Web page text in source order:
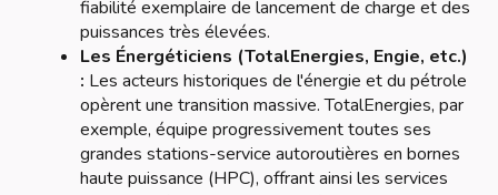
fiabilité exemplaire de lancement de charge et des
puissances très élevées.
Les Énergéticiens (TotalEnergies, Engie, etc.)
: Les acteurs historiques de l'énergie et du pétrole
opèrent une transition massive. TotalEnergies, par
exemple, équipe progressivement toutes ses
grandes stations-service autoroutières en bornes
haute puissance (HPC), offrant ainsi les services